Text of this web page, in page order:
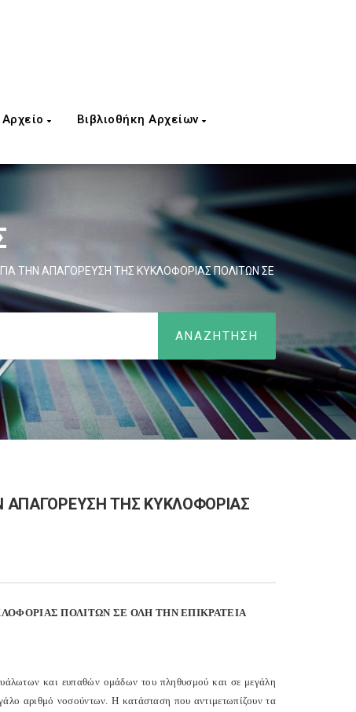
Βιβλιοθήκη Αρχείων
ΤΗΝ ΑΠΑΓΟΡΕΥΣΗ ΤΗΣ ΚΥΚΛΟΦΟΡΙΑΣ ΠΟΛΙΤΩΝ ΣΕ
ΑΠΑΓΟΡΕΥΣΗ ΤΗΣ ΚΥΚΛΟΦΟΡΙΑΣ
ΠΟΛΙΤΩΝ ΣΕ ΟΛΗ ΤΗΝ ΕΠΙΚΡΑΤΕΙΑ
και ευπαθών ομάδων του πληθυσμού και σε μεγάλη
αριθμό νοσούντων. Η κατάσταση που αντιμετωπίζουν τα